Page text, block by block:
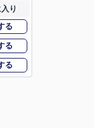
り
る
る
る